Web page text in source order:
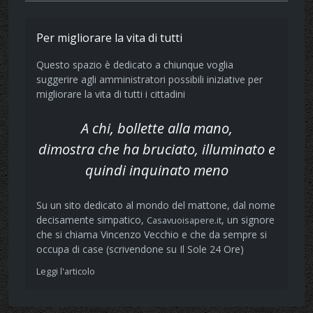
Per migliorare la vita di tutti
Questo spazio è dedicato a chiunque voglia
suggerire agli amministratori possibili iniziative per
migliorare la vita di tutti i cittadini
A chi, bollette alla mano,
dimostra che ha bruciato, illuminato e
quindi inquinato meno
Su un sito dedicato al mondo del mattone, dal nome
decisamente simpatico, Casavuoisapere.it, un signore
che si chiama Vincenzo Vecchio e che da sempre si
occupa di case (scrivendone su Il Sole 24 Ore)
Leggi l'articolo